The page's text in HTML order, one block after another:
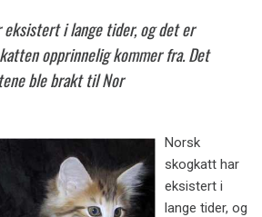
i lange tider, og det er
opprinnelig kommer fra. Det
ble brakt til Nor
Norsk
skogkatt har
eksistert i
lange tider, og